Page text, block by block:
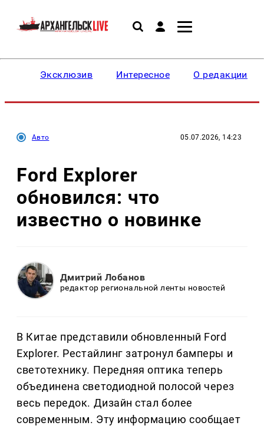
Эксклюзив Интересное О редакции
Авто 05.07.2026, 14:23
Ford Explorer
обновился: что
известно о новинке
Дмитрий Лобанов
редактор региональной ленты новостей
В Китае представили обновленный Ford
Explorer. Рестайлинг затронул бамперы и
светотехнику. Передняя оптика теперь
объединена светодиодной полосой через
весь передок. Дизайн стал более
современным. Эту информацию сообщает